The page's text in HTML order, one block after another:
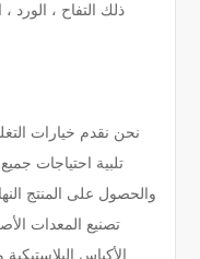
ذلك التفاح ، الورد ،
نحن نقدم خيارات
تلبية احتياجات
والحصول على المنتج
تصنيع المعدات
الأكياس